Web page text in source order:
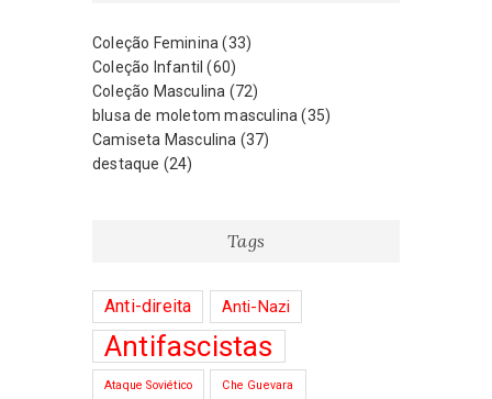
Coleção Feminina (33)
Coleção Infantil (60)
Coleção Masculina (72)
blusa de moletom masculina (35)
Camiseta Masculina (37)
destaque (24)
Tags
Anti-direita Anti-Nazi
Antifascistas
Ataque Soviético Che Guevara